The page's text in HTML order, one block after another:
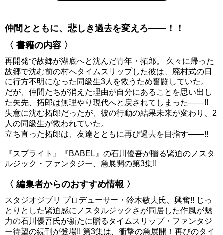
仲間とともに、悲しき過去を変えろ――！！
〈 書籍の内容 〉
再開発で故郷が湖底へと沈んだ青年・拓郎。 久々に帰った
故郷で沈む前の村へタイムスリップした彼は、廃村式の日
に行方不明になった同級生3人を救うため奮闘していた。
だが、仲間たちが消えた理由が自分にあることを思い出し
た矢先、拓郎は無理やり現代へと戻されてしまった――!!
失意に沈む拓郎だったが、彼の行動の結果未来が変わり、2
人の同級生が救われていた。
立ち直った拓郎は、友達とともに再び過去を目指す――!!
『スプライト』『BABEL』の石川優吾が贈る緊迫のノスタ
ルジック・ファンタジー、急展開の第3集!!
〈 編集者からのおすすめ情報 〉
スタジオジブリ プロデューサー・鈴木敏夫氏、興奮!! じっ
とりとした緊迫感にノスタルジックさが同居した作風が魅
力の石川優吾氏が新たに贈るタイムスリップ・ファンタジ
ー待望の続刊が登場!! 第3集は、衝撃の急展開！再びのタイ